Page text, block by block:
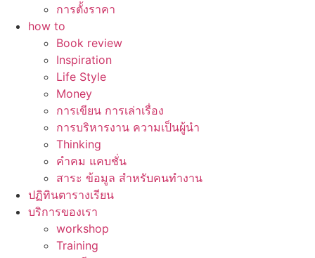
การตั้งราคา
how to
Book review
Inspiration
Life Style
Money
การเขียน การเล่าเรื่อง
การบริหารงาน ความเป็นผู้นำ
Thinking
คำคม แคบชั่น
สาระ ข้อมูล สำหรับคนทำงาน
ปฏิทินตารางเรียน
บริการของเรา
workshop
Training